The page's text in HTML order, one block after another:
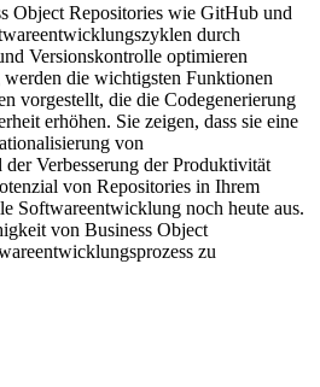
Object Repositories wie GitHub und
durch
Versionskontrolle optimieren
die wichtigsten Funktionen
vorgestellt, die die Codegenerierung
erhöhen. Sie zeigen, dass sie eine
von
Verbesserung der Produktivität
von Repositories in Ihrem
Softwareentwicklung noch heute aus.
von Business Object
zu